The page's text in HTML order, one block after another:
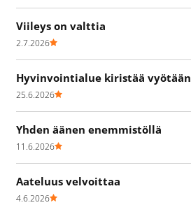
Viileys on valttia
2.7.2026
Hyvinvointialue kiristää vyötään
25.6.2026
Yhden äänen enemmistöllä
11.6.2026
Aateluus velvoittaa
4.6.2026